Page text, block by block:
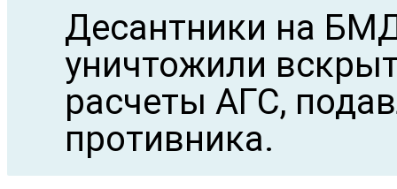
Десантники на
уничтожили
расчеты АГС,
противника.